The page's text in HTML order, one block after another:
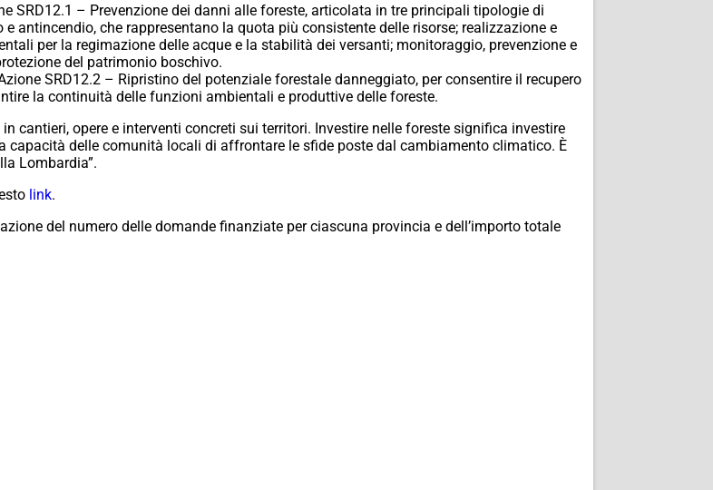
SRD12.1 – Prevenzione dei danni alle foreste, articolata in tre principali tipologie di
antincendio, che rappresentano la quota più consistente delle risorse; realizzazione e
per la regimazione delle acque e la stabilità dei versanti; monitoraggio, prevenzione e
del patrimonio boschivo.
SRD12.2 – Ripristino del potenziale forestale danneggiato, per consentire il recupero
la continuità delle funzioni ambientali e produttive delle foreste.
cantieri, opere e interventi concreti sui territori. Investire nelle foreste significa investire
capacità delle comunità locali di affrontare le sfide poste dal cambiamento climatico. È
Lombardia”.
link.
del numero delle domande finanziate per ciascuna provincia e dell’importo totale